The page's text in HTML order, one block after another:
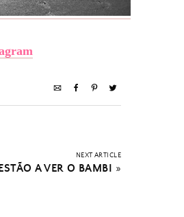
NEXT ARTICLE
A VER O BAMBI »